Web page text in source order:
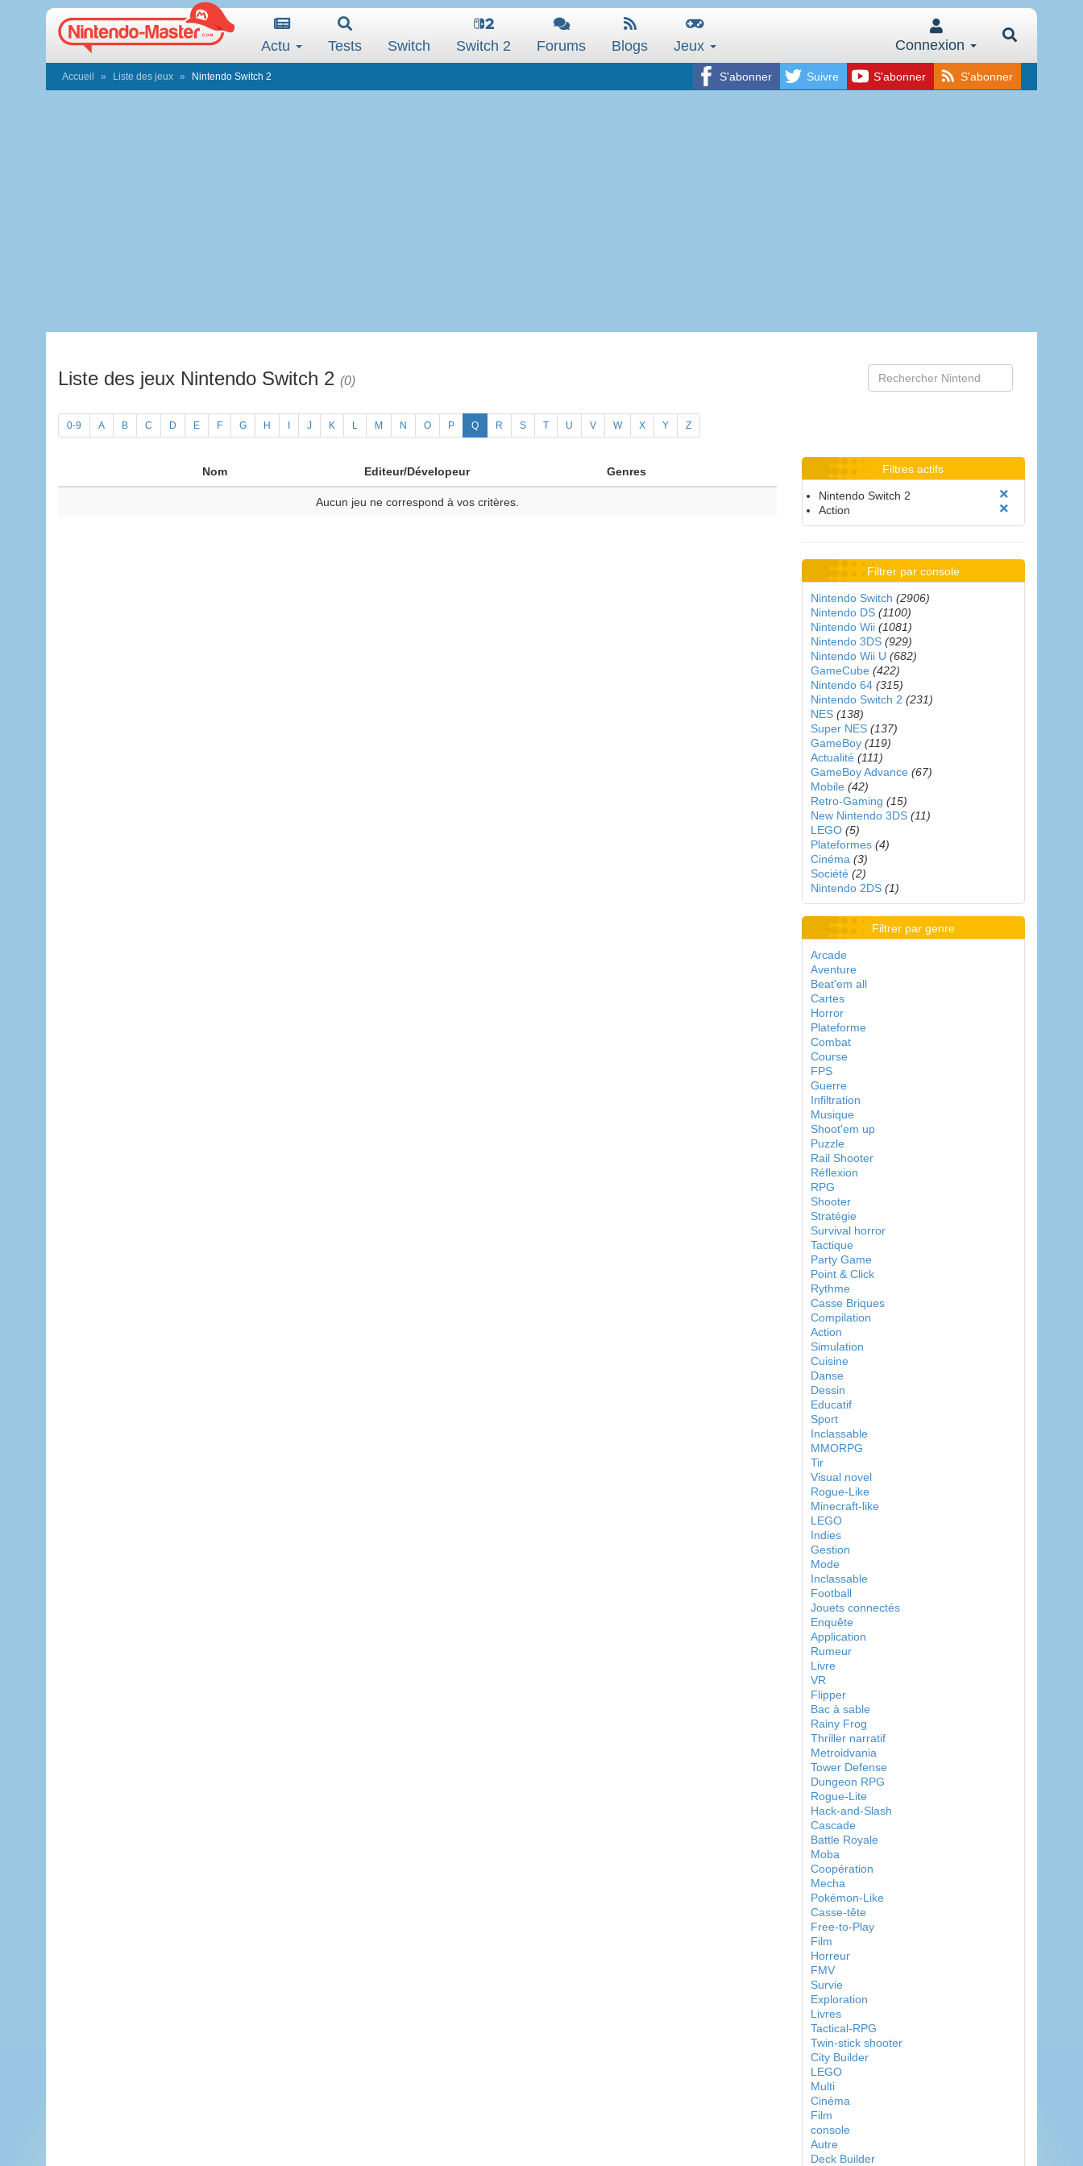
Actu Tests Switch Switch 2 Forums Blogs Jeux Connexion
S'abonner Suivre S'abonner S'abonner
Accueil Liste des jeux Nintendo Switch 2
Liste des jeux Nintendo Switch 2 (0)
0-9 A B C D E F G H J K L M N O P Q R S T U V W X Y Z
Nom Editeur/Dévelopeur Genres
Aucun jeu ne correspond à vos critères.
Filtres actifs
Nintendo Switch 2
Action
Filtrer par console
Nintendo Switch (2906)
Nintendo DS (1100)
Nintendo Wii (1081)
Nintendo 3DS (929)
Nintendo Wii U (682)
GameCube (422)
Nintendo 64 (315)
Nintendo Switch 2 (231)
NES (138)
Super NES (137)
GameBoy (119)
Actualité (111)
GameBoy Advance (67)
Mobile (42)
Retro-Gaming (15)
New Nintendo 3DS (11)
LEGO (5)
Plateformes (4)
Cinéma (3)
Société (2)
Nintendo 2DS (1)
Filtrer par genre
Arcade
Aventure
Beat'em all
Cartes
Horror
Plateforme
Combat
Course
FPS
Guerre
Infiltration
Musique
Shoot'em up
Puzzle
Rail Shooter
Réflexion
RPG
Shooter
Stratégie
Survival horror
Tactique
Party Game
Point & Click
Rythme
Casse Briques
Compilation
Action
Simulation
Cuisine
Danse
Dessin
Educatif
Sport
Inclassable
MMORPG
Tir
Visual novel
Rogue-Like
Minecraft-like
LEGO
Indies
Gestion
Mode
Inclassable
Football
Jouets connectés
Enquête
Application
Rumeur
Livre
VR
Flipper
Bac à sable
Rainy Frog
Thriller narratif
Metroidvania
Tower Defense
Dungeon RPG
Rogue-Lite
Hack-and-Slash
Cascade
Battle Royale
Moba
Coopération
Mecha
Pokémon-Like
Casse-tête
Free-to-Play
Film
Horreur
FMV
Survie
Exploration
Livres
Tactical-RPG
Twin-stick shooter
City Builder
LEGO
Multi
Cinéma
Film
console
Autre
Deck Builder